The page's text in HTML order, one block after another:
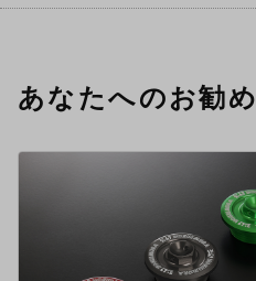
あなたへのお勧め